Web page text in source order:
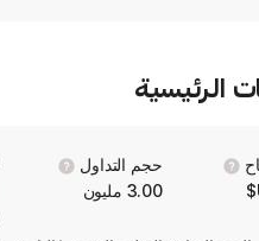
الرئيسية
حجم التداول
3.00 مليون